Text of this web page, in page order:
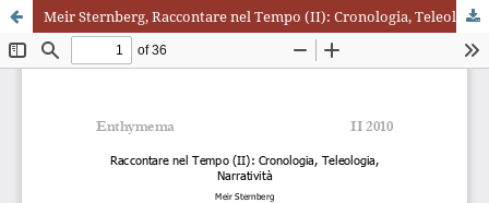
Meir Sternberg, Raccontare nel Tempo (II): Cronologia, Teleologia, Narrativita